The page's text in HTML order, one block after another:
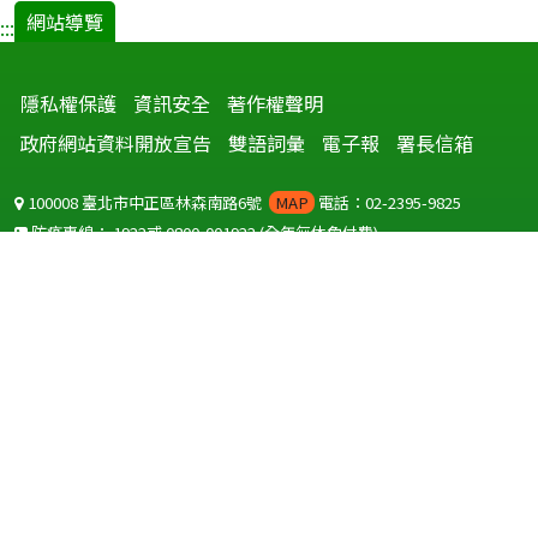
::: 網站導覽
隱私權保護 資訊安全 著作權聲明
政府網站資料開放宣告
雙語詞彙 電子報 署長信箱
100008 臺北市中正區林森南路6號 MAP 電話：02-2395-9825
防疫專線：1922或0800-001922(全年無休免付費)